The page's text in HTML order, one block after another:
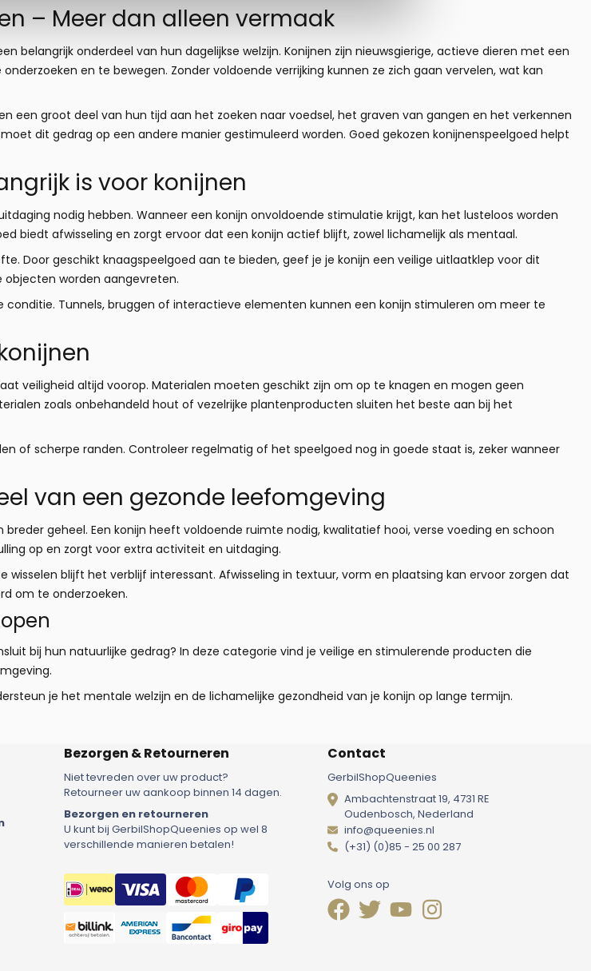
– Meer dan alleen vermaak
belangrijk onderdeel van hun dagelijkse welzijn. Konijnen zijn nieuwsgierige, actieve dieren met een
en te bewegen. Zonder voldoende verrijking kunnen ze zich gaan vervelen, wat kan
een groot deel van hun tijd aan het zoeken naar voedsel, het graven van gangen en het verkennen
dit gedrag op een andere manier gestimuleerd worden. Goed gekozen konijnenspeelgoed helpt
is voor konijnen
nodig hebben. Wanneer een konijn onvoldoende stimulatie krijgt, kan het lusteloos worden
biedt afwisseling en zorgt ervoor dat een konijn actief blijft, zowel lichamelijk als mentaal.
Door geschikt knaagspeelgoed aan te bieden, geef je je konijn een veilige uitlaatklep voor dit
worden aangevreten.
conditie. Tunnels, bruggen of interactieve elementen kunnen een konijn stimuleren om meer te
veiligheid altijd voorop. Materialen moeten geschikt zijn om op te knagen en mogen geen
zoals onbehandeld hout of vezelrijke plantenproducten sluiten het beste aan bij het
of scherpe randen. Controleer regelmatig of het speelgoed nog in goede staat is, zeker wanneer
van een gezonde leefomgeving
geheel. Een konijn heeft voldoende ruimte nodig, kwalitatief hooi, verse voeding en schoon
op en zorgt voor extra activiteit en uitdaging.
wisselen blijft het verblijf interessant. Afwisseling in textuur, vorm en plaatsing kan ervoor zorgen dat
om te onderzoeken.
bij hun natuurlijke gedrag? In deze categorie vind je veilige en stimulerende producten die
je het mentale welzijn en de lichamelijke gezondheid van je konijn op lange termijn.
Bezorgen & Retourneren
Niet tevreden over uw product?
Retourneer uw aankoop binnen 14 dagen.
Bezorgen en retourneren
U kunt bij GerbilShopQueenies op wel 8
verschillende manieren betalen!
Contact
GerbilShopQueenies
Ambachtenstraat 19, 4731 RE
Oudenbosch, Nederland
info@queenies.nl
(+31) (0)85 - 25 00 287
Volg ons op